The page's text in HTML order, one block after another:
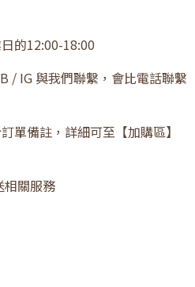
的12:00-18:00
/ IG 與我們聯繫，會比電話聯繫
單備註，詳細可至【加購區】
相關服務